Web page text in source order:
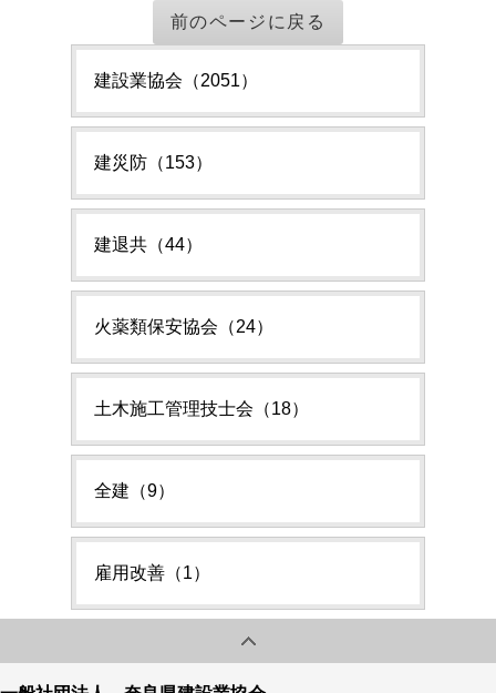
前のページに戻る
建設業協会（2051）
建災防（153）
建退共（44）
火薬類保安協会（24）
土木施工管理技士会（18）
全建（9）
雇用改善（1）